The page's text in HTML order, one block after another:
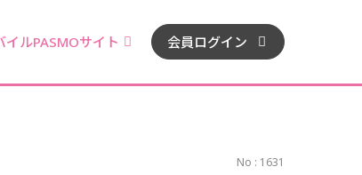
イルPASMOサイト 会員ログイン
No : 1631